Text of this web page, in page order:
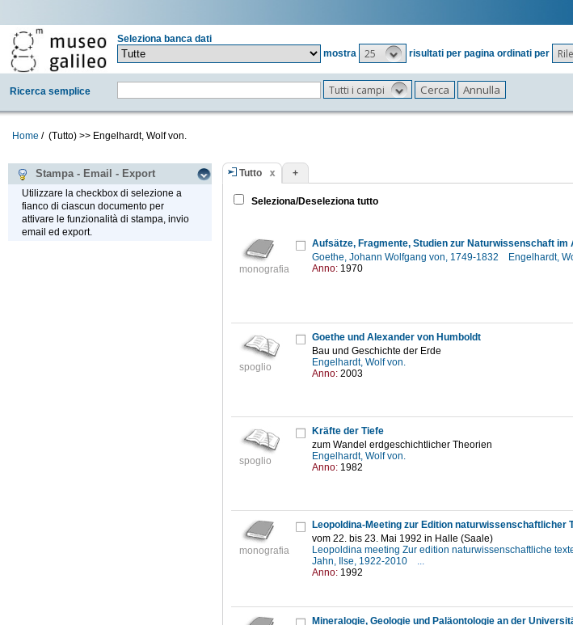
Seleziona banca dati
mostra
25 risultati per pagina ordinati per
Ricerca semplice Tutti i campi
Home / (Tutto) >> Engelhardt, Wolf von.
Stampa - Email - Export
Utilizzare la checkbox di selezione a
fianco di ciascun documento per
attivare le funzionalità di stampa, invio
email ed export.
Tutto +
Seleziona/Deseleziona tutto
monografia
Aufsätze, Fragmente, Studien zur Naturwissenschaft im
Goethe, Johann Wolfgang von, 1749-1832
Engelhardt,
Anno: 1970
spoglio
Goethe und Alexander von Humboldt
Bau und Geschichte der Erde
Engelhardt, Wolf von.
Anno: 2003
spoglio
Kräfte der Tiefe
zum Wandel erdgeschichtlicher Theorien
Engelhardt, Wolf von.
Anno: 1982
monografia
Leopoldina-Meeting zur Edition naturwissenschaftlicher
vom 22. bis 23. Mai 1992 in Halle (Saale)
Leopoldina meeting Zur edition naturwissenschaftliche
Jahn, Ilse, 1922-2010
...
Anno: 1992